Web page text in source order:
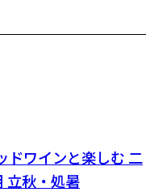
ドワインと楽しむ 二
立秋・処暑